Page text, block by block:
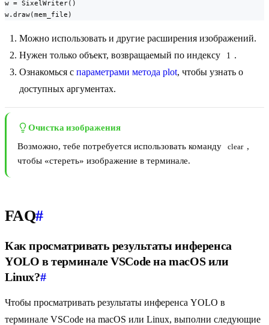
w = SixelWriter()
w.draw(mem_file)
Можно использовать и другие расширения изображений.
Нужен только объект, возвращаемый по индексу
1
.
Ознакомься с параметрами метода plot, чтобы узнать о
доступных аргументах.
Очистка изображения
Возможно, тебе потребуется использовать команду
clear ,
чтобы «стереть» изображение в терминале.
FAQ#
Как просматривать результаты инференса
YOLO в терминале VSCode на macOS или
Linux?#
Чтобы просматривать результаты инференса YOLO в
терминале VSCode на macOS или Linux, выполни следующие